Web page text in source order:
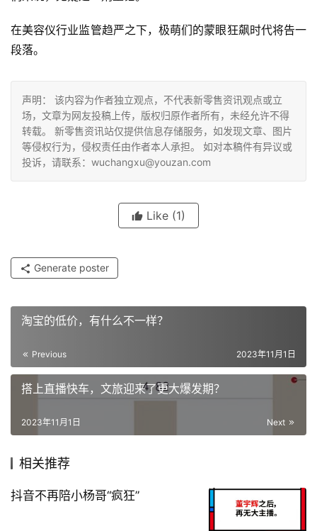
在美容仪行业监管趋严之下，极萌们的蒙眼狂飙时代将告一
段落。
声明： 该内容为作者独立观点，不代表新零售资讯观点或立
场，文章为网友投稿上传，版权归原作者所有，未经允许不得
转载。 新零售资讯站仅提供信息存储服务，如发现文章、图片
等侵权行为，侵权责任由作者本人承担。 如对本稿件有异议或
投诉，请联系：wuchangxu@youzan.com
Like (1)
Generate poster
淘宝的低价，有什么不一样？
Previous 2023年11月1日
搭上直播快车，文旅迎来了更大爆发期？
Next
2023年11月1日
相关推荐
抖音不再陪小杨哥“疯狂”